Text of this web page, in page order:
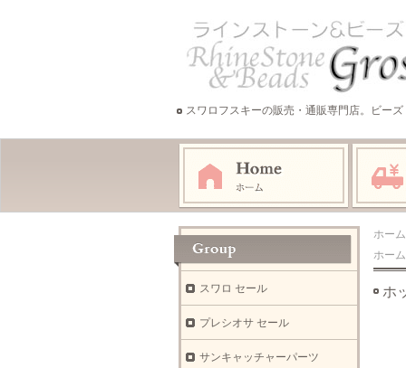
スワロフスキーの販売・通販専門店。ビー
ホーム
ホーム
ホ
スワロ セール
プレシオサ セール
サンキャッチャーパーツ